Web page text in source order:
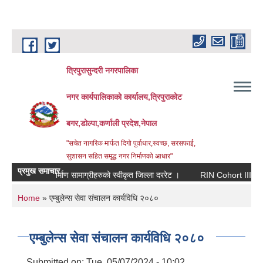
Skip to main content
त्रिपुरासुन्दरी नगरपालिका
नगर कार्यपालिकाको कार्यालय,त्रिपुराकोट
बगर,डोल्पा,कर्णाली प्रदेश,नेपाल
"सचेत नागरिक मार्फत दिगो पुर्वाधार,स्वच्छ, सरसफाई,
सुशासन सहित समृद्ध नगर निर्माणको आधार"
प्रमुख समाचार
तथा निर्माण सामाग्रीहरुको स्वीकृत जिल्ला दररेट । RIN Cohort III सम्बन्धी
You are here
Home » एम्बुलेन्स सेवा संचालन कार्यविधि २०८०
एम्बुलेन्स सेवा संचालन कार्यविधि २०८०